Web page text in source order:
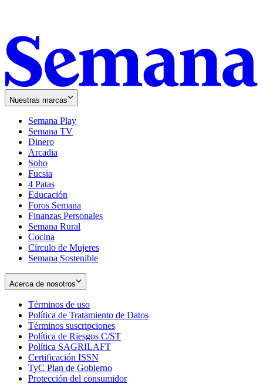
Nuestras marcas
Semana Play
Semana TV
Dinero
Arcadia
Soho
in
new
window
Fucsia
in
new
window
4 Patas
Educación
Foros Semana
Finanzas Personales
Semana Rural
Cocina
Círculo de Mujeres
Semana Sostenible
Acerca de nosotros
Términos de uso
in
new
window
Política de Tratamiento de Datos
Términos suscripciones
in
Política de Riesgos C/ST
Política SAGRILAFT
new
window
Certificación ISSN
in
new
TyC Plan de Gobierno
in
Protección del consumidorOpens